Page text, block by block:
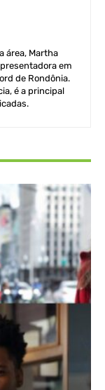
área, Martha
em
de Rondônia.
é a principal